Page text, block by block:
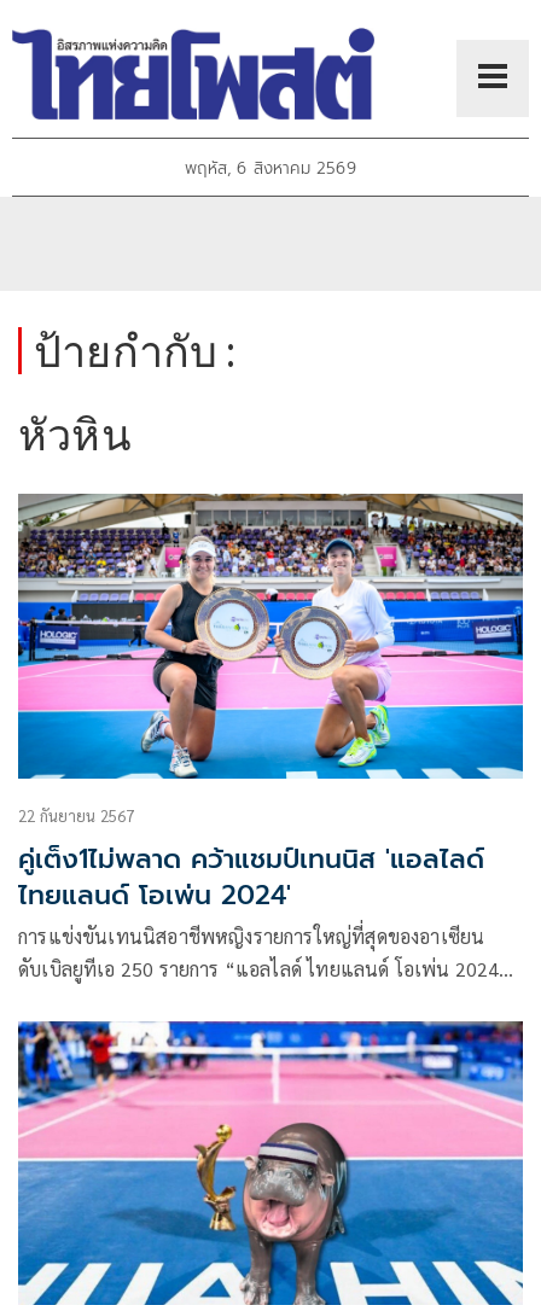
พฤหัส, 6 สิงหาคม 2569
ป้ายกำกับ :
หัวหิน
22 กันยายน 2567
คู่เต็ง1ไม่พลาด คว้าแชมป์เทนนิส 'แอลไลด์
ไทยแลนด์ โอเพ่น 2024'
การแข่งขันเทนนิสอาชีพหญิงรายการใหญ่ที่สุดของอาเซียน
ดับเบิลยูทีเอ 250 รายการ “แอลไลด์ ไทยแลนด์ โอเพ่น 2024
ดอลลาร์สหรัฐ หรือประมาณเกือบ 10 ล้านบาท ณ อารีน่า หัวหิน
จ.ประจวบคีรีขันธ์ เมื่อวันที่ 22 กันยายน 2567 เป็นการแข่งขัน
วันสุดท้าย